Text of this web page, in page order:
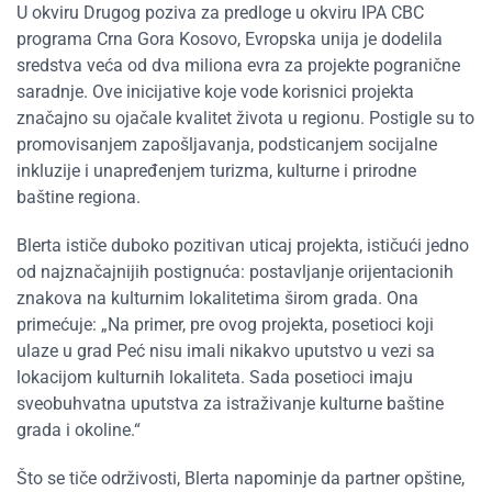
U okviru Drugog poziva za predloge u okviru IPA CBC
programa Crna Gora Kosovo, Evropska unija je dodelila
sredstva veća od dva miliona evra za projekte pogranične
saradnje. Ove inicijative koje vode korisnici projekta
značajno su ojačale kvalitet života u regionu. Postigle su to
promovisanjem zapošljavanja, podsticanjem socijalne
inkluzije i unapređenjem turizma, kulturne i prirodne
baštine regiona.
Blerta ističe duboko pozitivan uticaj projekta, ističući jedno
od najznačajnijih postignuća: postavljanje orijentacionih
znakova na kulturnim lokalitetima širom grada. Ona
primećuje: „Na primer, pre ovog projekta, posetioci koji
ulaze u grad Peć nisu imali nikakvo uputstvo u vezi sa
lokacijom kulturnih lokaliteta. Sada posetioci imaju
sveobuhvatna uputstva za istraživanje kulturne baštine
grada i okoline.“
Što se tiče održivosti, Blerta napominje da partner opštine,